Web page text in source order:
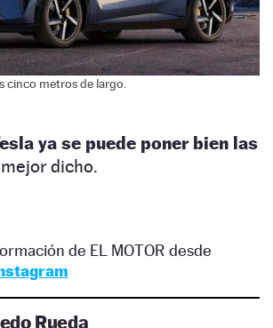
cinco metros de largo.
ya se puede poner bien las
dicho.
de EL MOTOR desde
Rueda